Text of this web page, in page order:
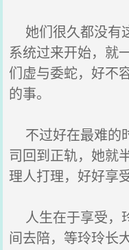
她们很久都没有
系统过来开始，就
们虚与委蛇，好不
的事。
不过好在最难的
司回到正轨，她就
理人打理，好好享
人生在于享受，
间去陪，等玲玲长